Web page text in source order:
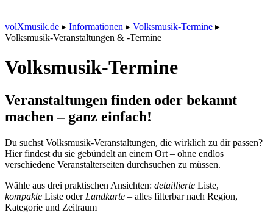
volXmusik.de ▸ Informationen ▸ Volksmusik-Termine ▸
Volksmusik-Veranstaltungen & -Termine
Volksmusik-Termine
Veranstaltungen finden oder bekannt
machen – ganz einfach!
Du suchst Volksmusik-Veranstaltungen, die wirklich zu dir passen?
Hier findest du sie gebündelt an einem Ort – ohne endlos
verschiedene Veranstalterseiten durchsuchen zu müssen.
Wähle aus drei praktischen Ansichten: detaillierte Liste,
kompakte Liste oder Landkarte – alles filterbar nach Region,
Kategorie und Zeitraum